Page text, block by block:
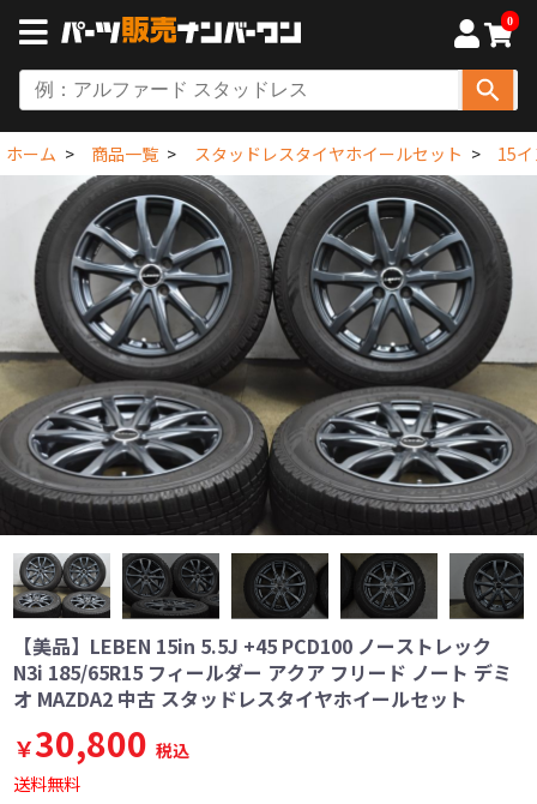
0
ホーム 商品一覧 スタッドレスタイヤホイールセット 15
【美品】LEBEN 15in 5.5J +45 PCD100 ノーストレック
N3i 185/65R15 フィールダー アクア フリード ノート デミ
オ MAZDA2 中古 スタッドレスタイヤホイールセット
￥30,800 税込
送料無料